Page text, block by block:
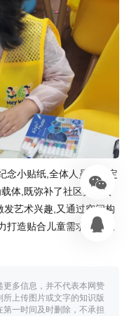
念小贴纸,全体人员合影定
体,既弥补了社区美育资
艺术兴趣,又通过空间构
造贴合儿童需求的专属
多信息，并不代表本网赞
上传图片或文字的知识版
一时间及时删除，不承担